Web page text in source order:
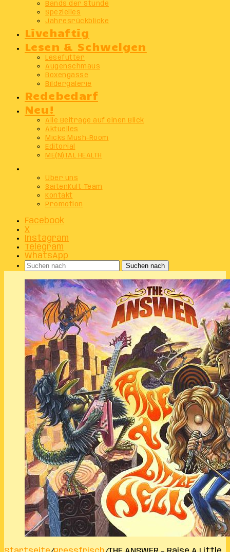
Bands der Stunde
Spezielles
Jahresrückblicke
Livehaftig
Lesen & Schwelgen
Lesefutter
Augenschmaus
Boxengasse
Bildergalerie
Redebedarf
Neu!
Alle Beiträge auf einen Blick
Aktuelles
Micks Mush-Room
Editorial
ME(N)TAL HEALTH
Über uns
SaitenKult-Team
Kontakt
Promotion
Facebook
X
Instagram
Telegram
WhatsApp
Suchen nach